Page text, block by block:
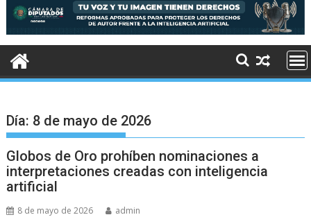
Día: 8 de mayo de 2026
Globos de Oro prohíben nominaciones a
interpretaciones creadas con inteligencia
artificial
8 de mayo de 2026 admin